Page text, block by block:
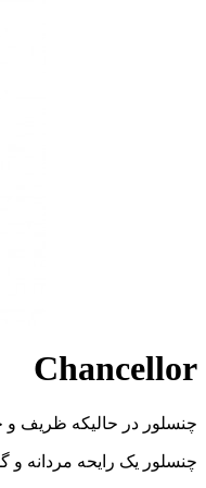
Chancellor
چنسلور در حالیکه ظریف و
چنسلور یک رایحه مردانه